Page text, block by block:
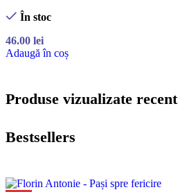
În stoc
46.00 lei
Adaugă în coș
Produse vizualizate recent
Bestsellers